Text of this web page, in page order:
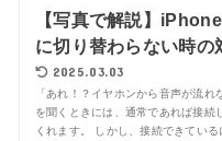
【写真で解説】
に切り替わらない時
2025.03.03
「あれ！？イヤホンから音声が流
を聞くときには、通常であれば接続
くれます。 しかし、接続できてい